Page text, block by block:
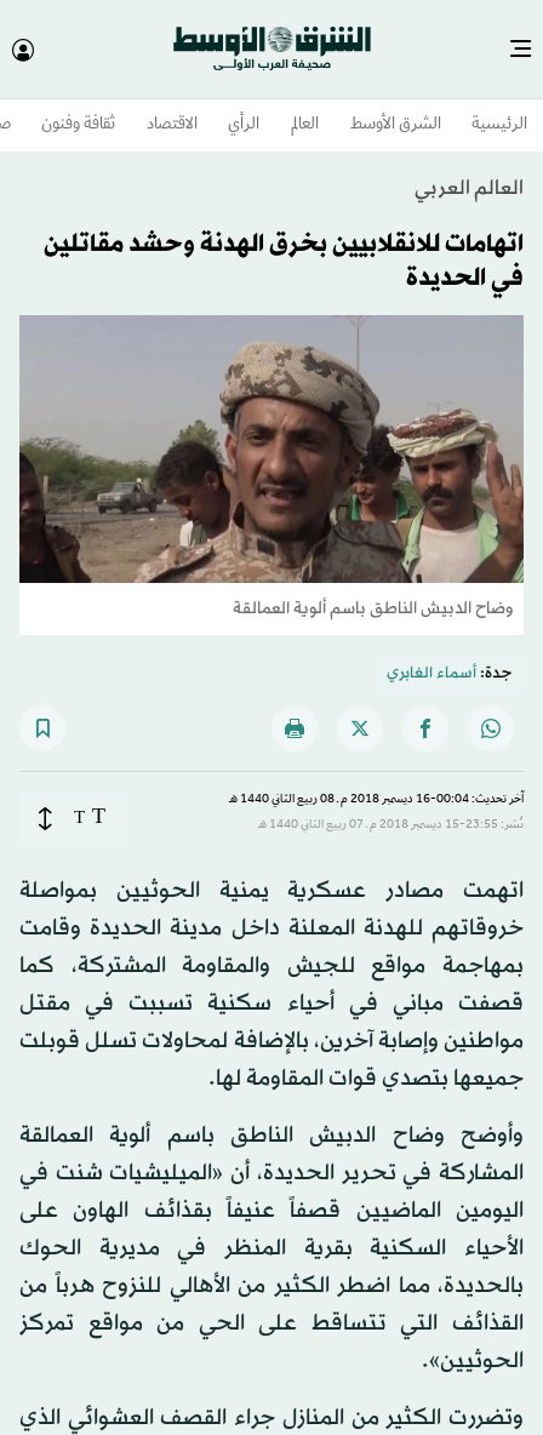
الرئيسية الشرق الأوسط​ العالم الرأي الاقتصاد ثقافة وفنون
العالم العربي
اتهامات للانقلابيين بخرق الهدنة وحشد مقاتلين
في الحديدة
وضاح الدبيش الناطق باسم ألوية العمالقة
جدة:أسماء الغابري
آخر تحديث: 00:04-16 ديسمبر 2018 م ـ 08 ربيع الثاني 1440 هـ
نُشر: 23:55-15 ديسمبر 2018 م ـ 07 ربيع الثاني 1440 هـ
T
T
اتهمت مصادر عسكرية يمنية الحوثيين بمواصلة
خروقاتهم للهدنة المعلنة داخل مدينة الحديدة وقامت
بمهاجمة مواقع للجيش والمقاومة المشتركة، كما
قصفت مباني في أحياء سكنية تسببت في مقتل
مواطنين وإصابة آخرين، بالإضافة لمحاولات تسلل قوبلت
جميعها بتصدي قوات المقاومة لها.
وأوضح وضاح الدبيش الناطق باسم ألوية العمالقة
المشاركة في تحرير الحديدة، أن «الميليشيات شنت في
اليومين الماضيين قصفاً عنيفاً بقذائف الهاون على
الأحياء السكنية بقرية المنظر في مديرية الحوك
بالحديدة، مما اضطر الكثير من الأهالي للنزوح هرباً من
القذائف التي تتساقط على الحي من مواقع تمركز
الحوثيين».
وتضررت الكثير من المنازل جراء القصف العشوائي الذي